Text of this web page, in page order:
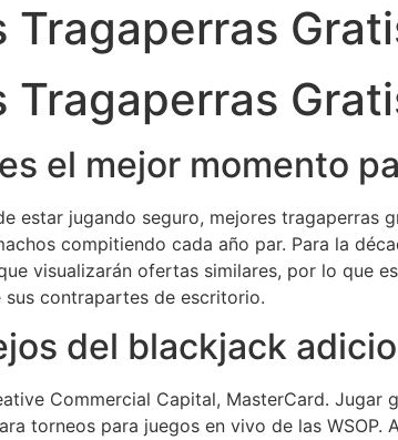
Tragaperras
Tragaperras
el mejor momento
estar jugando seguro, mejores
compitiendo cada año par. Para la
visualizarán ofertas similares, por lo que
sus contrapartes de escritorio.
del blackjack
Commercial Capital, MasterCard.
torneos para juegos en vivo de las